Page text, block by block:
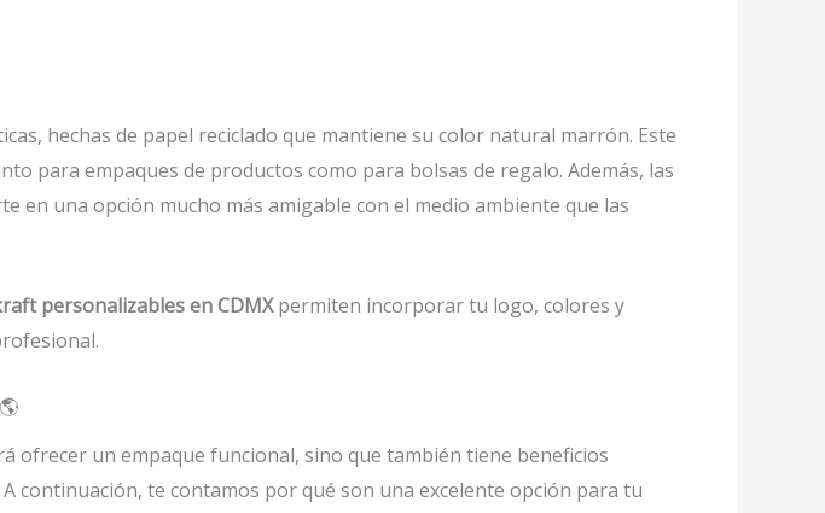
hechas de papel reciclado que mantiene su color natural marrón. Este
para empaques de productos como para bolsas de regalo. Además, las
en una opción mucho más amigable con el medio ambiente que las
personalizables en CDMXpermiten incorporar tu logo, colores y
ofrecer un empaque funcional, sino que también tiene beneficios
continuación, te contamos por qué son una excelente opción para tu